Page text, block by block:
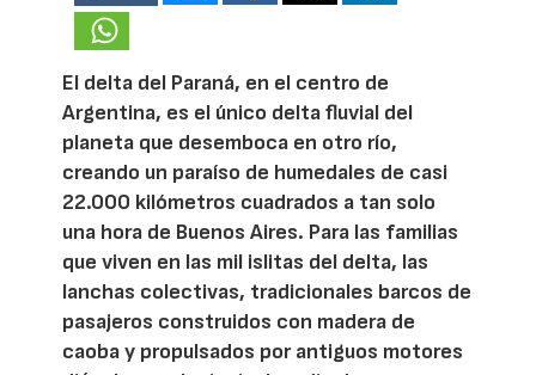
El delta del Paraná, en el centro de
Argentina, es el único delta fluvial del
planeta que desemboca en otro río,
creando un paraíso de humedales de casi
22.000 kilómetros cuadrados a tan solo
una hora de Buenos Aires. Para las familias
que viven en las mil islitas del delta, las
lanchas colectivas, tradicionales barcos de
pasajeros construidos con madera de
caoba y propulsados por antiguos motores